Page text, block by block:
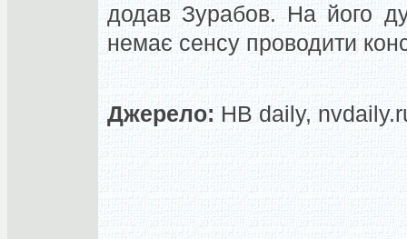
додав Зурабов. На його
немає сенсу проводити
Джерело: НВ daily,